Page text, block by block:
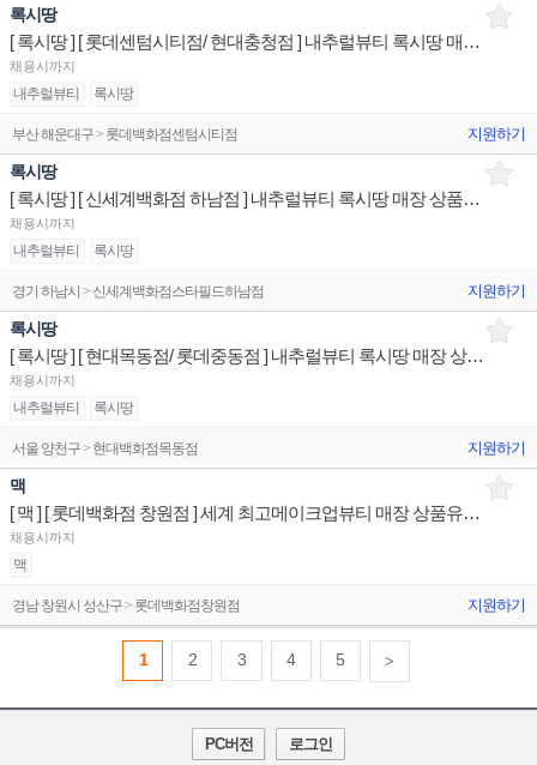
록시땅
[ 록시땅 ] [ 롯데센텀시티점/ 현대충청점 ] 내추럴뷰티 록시땅 매장 상품유지 매장판매사원
채용시까지
내추럴뷰티 록시땅
부산 해운대구 > 롯데백화점센텀시티점 지원하기
록시땅
[ 록시땅 ] [ 신세계백화점 하남점 ] 내추럴뷰티 록시땅 매장 상품유지 매장판매사원
채용시까지
내추럴뷰티 록시땅
경기 하남시 > 신세계백화점스타필드하남점 지원하기
록시땅
[ 록시땅 ] [ 현대목동점/ 롯데중동점 ] 내추럴뷰티 록시땅 매장 상품유지 매장판매사원
채용시까지
내추럴뷰티 록시땅
서울 양천구 > 현대백화점목동점 지원하기
맥
[ 맥 ] [ 롯데백화점 창원점 ] 세계 최고메이크업뷰티 매장 상품유지 매장판매사원
채용시까지
맥
경남 창원시 성산구 > 롯데백화점창원점 지원하기
1 2 3 4 5 >
PC버전 로그인